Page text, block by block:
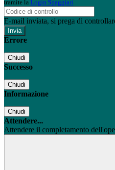
tramite la Login Spaggiari
E-mail inviata, si prega di
Errore
Chiudi
Successo
Chiudi
Informazione
Chiudi
Attendere...
Attendere il completamento